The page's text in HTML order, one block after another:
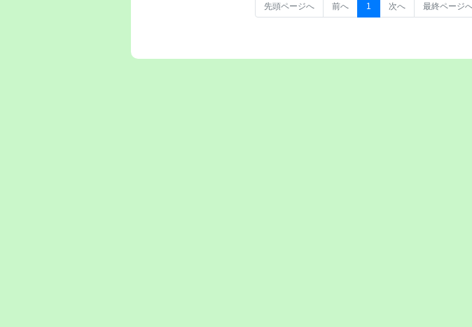
先頭ページへ 前へ 1 次へ 最終ページ